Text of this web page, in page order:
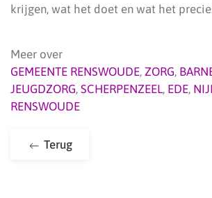
krijgen, wat het doet en wat het
Meer over
GEMEENTE RENSWOUDE, ZORG,
JEUGDZORG, SCHERPENZEEL, EDE,
RENSWOUDE
Terug